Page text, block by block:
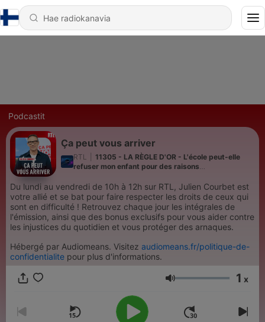
Podcastit
Ça peut vous arriver
RTL
11305 - LA RÈGLE D'OR - L'école peut-elle
refuser mon enfant pour des raisons
Du lundi au vendredi de 10h à 12h sur RTL, Julien Courbet est
votre allié et se bat pour faire respecter les droits de ceux qui
sont en difficulté ! Retrouvez chaque jour les intégrales de
l'émission, ainsi que des bonus exclusifs pour vous aider contre
les injustices du quotidien et vous protéger des arnaques.
Hébergé par Audiomeans. Visitez audiomeans.fr/politique-de-
confidentialite pour plus d'informations.
Äänenvoimakkuus
1 x